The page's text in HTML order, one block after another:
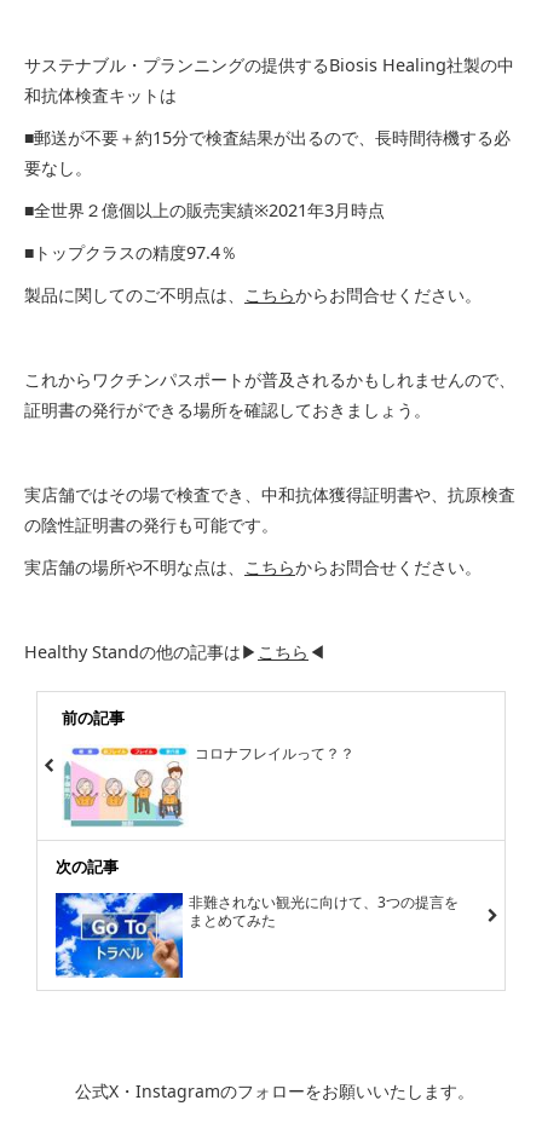
サステナブル・プランニングの提供するBiosis Healing社製の中
和抗体検査キットは
■郵送が不要＋約15分で検査結果が出るので、長時間待機する必
要なし。
■全世界２億個以上の販売実績※2021年3月時点
■トップクラスの精度97.4％
製品に関してのご不明点は、
こちらからお問合せください。
これからワクチンパスポートが普及されるかもしれませんので、
証明書の発行ができる場所を確認しておきましょう。
実店舗ではその場で検査でき、中和抗体獲得証明書や、抗原検査
の陰性証明書の発行も可能です。
実店舗の場所や不明な点は、
こちらからお問合せください。
Healthy Standの他の記事は▶ こちら ◀
前の記事
コロナフレイルって？？
次の記事
非難されない観光に向けて、3つの提言を
まとめてみた
公式X・Instagramのフォローをお願いいたします。